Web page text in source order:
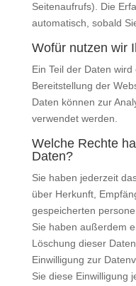
Seitenaufrufs). Die
automatisch, sobald
Wofür nutzen wir
Ein Teil der Daten
Bereitstellung der
Daten können zur
verwendet werden.
Welche Rechte
Daten?
Sie haben jederzeit
über Herkunft,
gespeicherten
Sie haben außerdem
Löschung dieser
Einwilligung zur
Sie diese Einwilligung